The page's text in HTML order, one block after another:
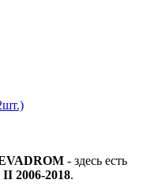
- здесь есть
2006-2018.